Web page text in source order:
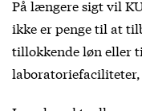
På længere sigt vil
ikke er penge til at
tillokkende løn eller
laboratoriefaciliteter,